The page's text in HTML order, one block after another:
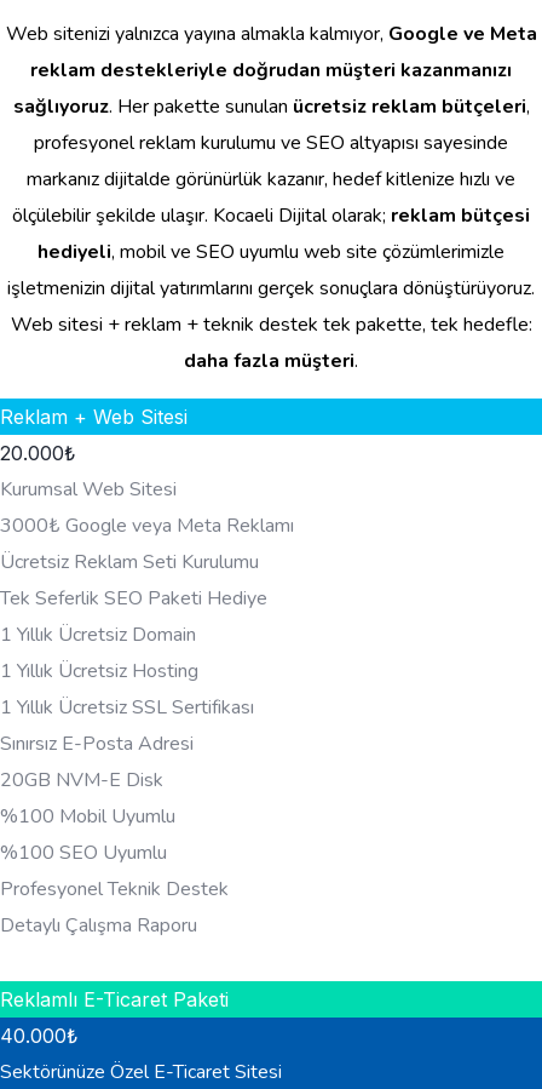
Web sitenizi yalnızca yayına almakla kalmıyor, Google ve Meta
reklam destekleriyle doğrudan müşteri kazanmanızı
sağlıyoruz. Her pakette sunulan ücretsiz reklam bütçeleri,
profesyonel reklam kurulumu ve SEO altyapısı sayesinde
markanız dijitalde görünürlük kazanır, hedef kitlenize hızlı ve
ölçülebilir şekilde ulaşır. Kocaeli Dijital olarak; reklam bütçesi
hediyeli, mobil ve SEO uyumlu web site çözümlerimizle
işletmenizin dijital yatırımlarını gerçek sonuçlara dönüştürüyoruz.
Web sitesi + reklam + teknik destek tek pakette, tek hedefle:
daha fazla müşteri.
Reklam + Web Sitesi
20.000₺
Kurumsal Web Sitesi
3000₺ Google veya Meta Reklamı
Ücretsiz Reklam Seti Kurulumu
Tek Seferlik SEO Paketi Hediye
1 Yıllık Ücretsiz Domain
1 Yıllık Ücretsiz Hosting
1 Yıllık Ücretsiz SSL Sertifikası
Sınırsız E-Posta Adresi
20GB NVM-E Disk
%100 Mobil Uyumlu
%100 SEO Uyumlu
Profesyonel Teknik Destek
Detaylı Çalışma Raporu
Reklamlı E-Ticaret Paketi
40.000₺
Sektörünüze Özel E-Ticaret Sitesi